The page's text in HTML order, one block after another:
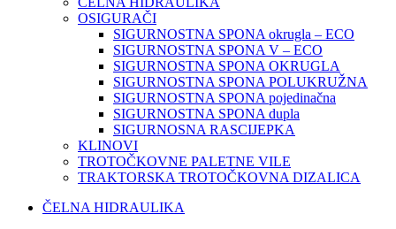
OSIGURAČI
SIGURNOSTNA SPONA okrugla – ECO
SIGURNOSTNA SPONA V – ECO
SIGURNOSTNA SPONA OKRUGLA
SIGURNOSTNA SPONA POLUKRUŽNA
SIGURNOSTNA SPONA pojedinačna
SIGURNOSTNA SPONA dupla
SIGURNOSNA RASCIJEPKA
KLINOVI
TROTOČKOVNE PALETNE VILE
TRAKTORSKA TROTOČKOVNA DIZALICA
ČELNA HIDRAULIKA